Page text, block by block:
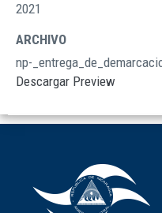
2021
ARCHIVO
np-
Descargar Preview